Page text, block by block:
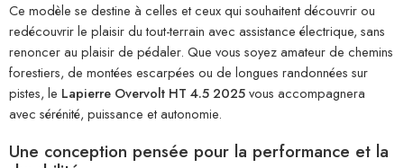
Ce modèle se destine à celles et ceux qui souhaitent découvrir ou
redécouvrir le plaisir du tout-terrain avec assistance électrique, sans
renoncer au plaisir de pédaler. Que vous soyez amateur de chemins
forestiers, de montées escarpées ou de longues randonnées sur
pistes, le Lapierre Overvolt HT 4.5 2025vous accompagnera
avec sérénité, puissance et autonomie.
Une conception pensée pour la performance et la